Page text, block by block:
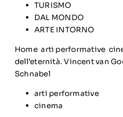
TURISMO
DAL MONDO
ARTE INTORNO
Home arti performative
dell’eternità. Vincent van
Schnabel
arti performative
cinema